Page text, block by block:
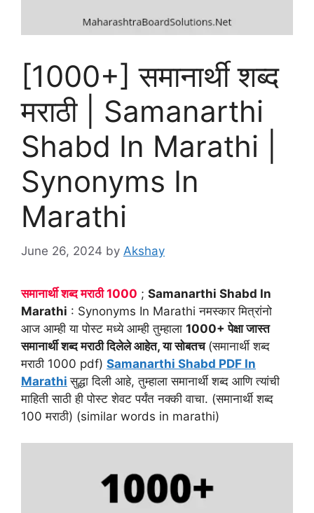
[1000+] समानार्थी शब्द
मराठी | Samanarthi
Shabd In Marathi |
Synonyms In
Marathi
June 26, 2024 by Akshay
समानार्थी शब्द मराठी 1000 ; Samanarthi Shabd In
Marathi : Synonyms In Marathi नमस्कार मित्रांनो
आज आम्ही या पोस्ट मध्ये आम्ही तुम्हाला 1000+ पेक्षा जास्त
समानार्थी शब्द मराठी दिलेले आहेत, या सोबतच (समानार्थी शब्द
मराठी 1000 pdf) Samanarthi Shabd PDF In
Marathi सुद्धा दिली आहे, तुम्हाला समानार्थी शब्द आणि त्यांची
माहिती साठी ही पोस्ट शेवट पर्यंत नक्की वाचा. (समानार्थी शब्द
100 मराठी) (similar words in marathi)